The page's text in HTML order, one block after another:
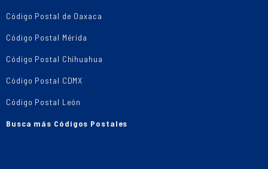
Código Postal de Oaxaca
Código Postal Mérida
Código Postal Chihuahua
Código Postal CDMX
Código Postal León
Busca más Códigos Postales